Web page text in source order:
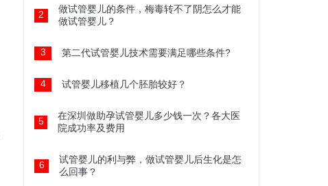
2
做试管婴儿的条件，梅毒转不了阴怎么才能
做试管婴儿？
3 第二代试管婴儿技术需要满足哪些条件?
4 试管婴儿移植几个胚胎较好？
5
在深圳做助孕试管婴儿多少钱一次？各大医
院成功率及费用
6
试管婴儿的利与弊，做试管婴儿后生化是怎
么回事？